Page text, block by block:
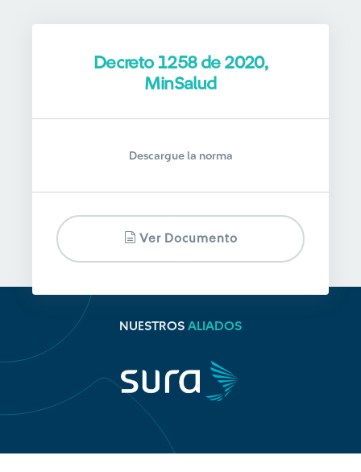
Decreto 1258 de 2020,
MinSalud
Descargue la norma
Ver Documento
NUESTROS ALIADOS